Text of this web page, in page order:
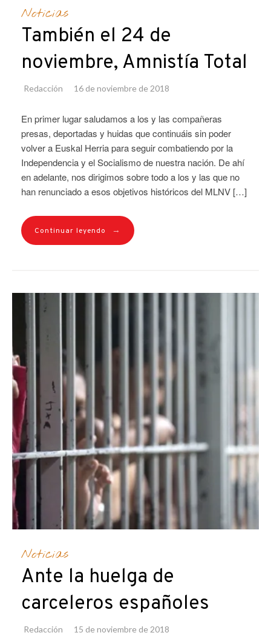
Noticias
También el 24 de
noviembre, Amnistía Total
Redacción 16 de noviembre de 2018
En primer lugar saludamos a los y las compañeras
presas, deportadas y huidas que continuáis sin poder
volver a Euskal Herria para seguir combatiendo por la
Independencia y el Socialismo de nuestra nación. De ahí
en adelante, nos dirigimos sobre todo a los y las que no
han renunciado a esos objetivos históricos del MLNV […]
Continuar leyendo →
Noticias
Ante la huelga de
carceleros españoles
Redacción 15 de noviembre de 2018